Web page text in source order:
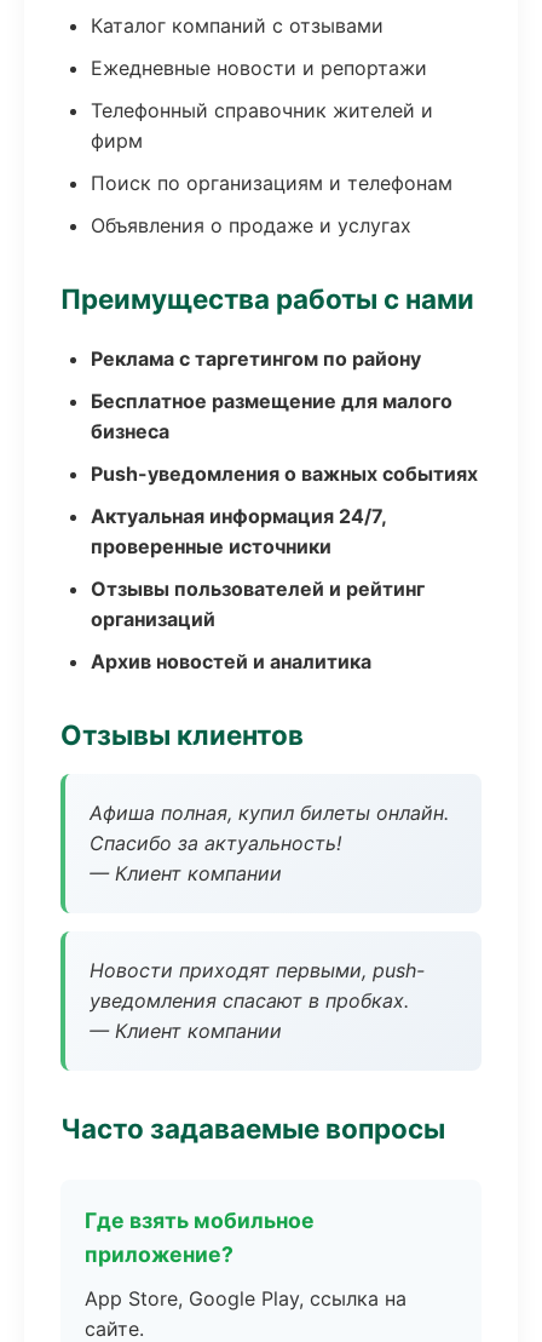
Каталог компаний с отзывами
Ежедневные новости и репортажи
Телефонный справочник жителей и
фирм
Поиск по организациям и телефонам
Объявления о продаже и услугах
Преимущества работы с нами
Реклама с таргетингом по району
Бесплатное размещение для малого
бизнеса
Push-уведомления о важных событиях
Актуальная информация 24/7,
проверенные источники
Отзывы пользователей и рейтинг
организаций
Архив новостей и аналитика
Отзывы клиентов
Афиша полная, купил билеты онлайн.
Спасибо за актуальность!
— Клиент компании
Новости приходят первыми, push-
уведомления спасают в пробках.
— Клиент компании
Часто задаваемые вопросы
Где взять мобильное
приложение?
App Store, Google Play, ссылка на
сайте.